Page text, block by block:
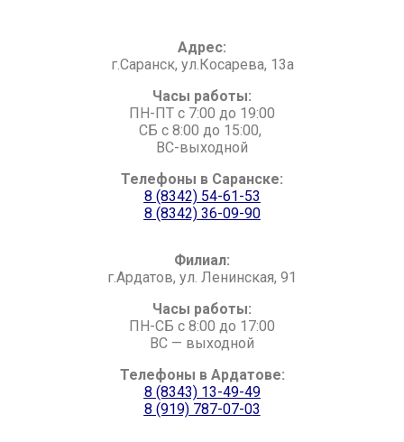
Адрес:
г.Саранск, ул.Косарева, 13а
Часы работы:
ПН-ПТ с 7:00 до 19:00
СБ с 8:00 до 15:00,
ВС-выходной
Телефоны в Саранске:
8 (8342) 54-61-53
8 (8342) 36-09-90
Филиал:
г.Ардатов, ул. Ленинская, 91
Часы работы:
ПН-СБ с 8:00 до 17:00
ВС — выходной
Телефоны в Ардатове:
8 (8343) 13-49-49
8 (919) 787-07-03